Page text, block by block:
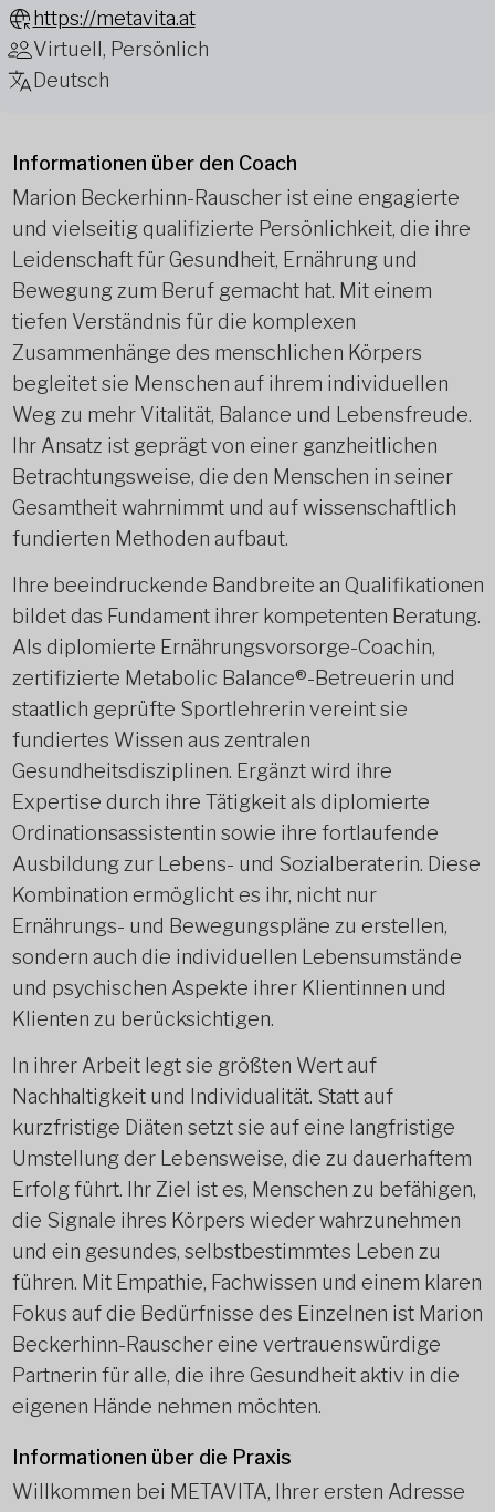
https://metavita.at
Virtuell, Persönlich
Deutsch
Informationen über den Coach
Marion Beckerhinn-Rauscher ist eine engagierte
und vielseitig qualifizierte Persönlichkeit, die ihre
Leidenschaft für Gesundheit, Ernährung und
Bewegung zum Beruf gemacht hat. Mit einem
tiefen Verständnis für die komplexen
Zusammenhänge des menschlichen Körpers
begleitet sie Menschen auf ihrem individuellen
Weg zu mehr Vitalität, Balance und Lebensfreude.
Ihr Ansatz ist geprägt von einer ganzheitlichen
Betrachtungsweise, die den Menschen in seiner
Gesamtheit wahrnimmt und auf wissenschaftlich
fundierten Methoden aufbaut.
Ihre beeindruckende Bandbreite an Qualifikationen
bildet das Fundament ihrer kompetenten Beratung.
Als diplomierte Ernährungsvorsorge-Coachin,
zertifizierte Metabolic Balance®-Betreuerin und
staatlich geprüfte Sportlehrerin vereint sie
fundiertes Wissen aus zentralen
Gesundheitsdisziplinen. Ergänzt wird ihre
Expertise durch ihre Tätigkeit als diplomierte
Ordinationsassistentin sowie ihre fortlaufende
Ausbildung zur Lebens- und Sozialberaterin. Diese
Kombination ermöglicht es ihr, nicht nur
Ernährungs- und Bewegungspläne zu erstellen,
sondern auch die individuellen Lebensumstände
und psychischen Aspekte ihrer Klientinnen und
Klienten zu berücksichtigen.
In ihrer Arbeit legt sie größten Wert auf
Nachhaltigkeit und Individualität. Statt auf
kurzfristige Diäten setzt sie auf eine langfristige
Umstellung der Lebensweise, die zu dauerhaftem
Erfolg führt. Ihr Ziel ist es, Menschen zu befähigen,
die Signale ihres Körpers wieder wahrzunehmen
und ein gesundes, selbstbestimmtes Leben zu
führen. Mit Empathie, Fachwissen und einem klaren
Fokus auf die Bedürfnisse des Einzelnen ist Marion
Beckerhinn-Rauscher eine vertrauenswürdige
Partnerin für alle, die ihre Gesundheit aktiv in die
eigenen Hände nehmen möchten.
Informationen über die Praxis
Willkommen bei METAVITA, Ihrer ersten Adresse